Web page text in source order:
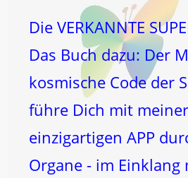
Die VERKANNTE
Das Buch dazu: Der
kosmische Code der
führe Dich mit
einzigartigen APP
Organe - im Einklang